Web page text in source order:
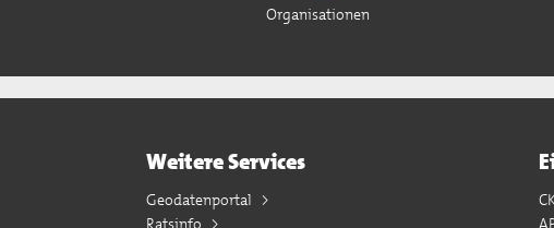
Organisationen
Weitere Services
Geodatenportal
Ratsinfo